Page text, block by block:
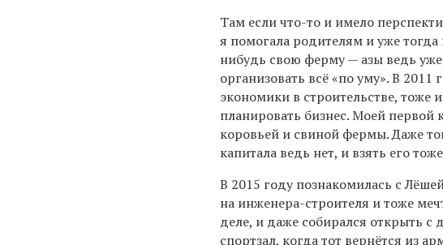
Там если что-то и имело
я помогала родителям и уже
нибудь свою ферму — азы ведь
организовать всё «по уму». В
экономики в строительстве, тоже
планировать бизнес. Моей первой
коровьей и свиной фермы. Даже
капитала ведь нет, и взять его
В 2015 году познакомилась с
на инженера-строителя и тоже
деле, и даже собирался открыть с
спортзал, когда тот вернётся из